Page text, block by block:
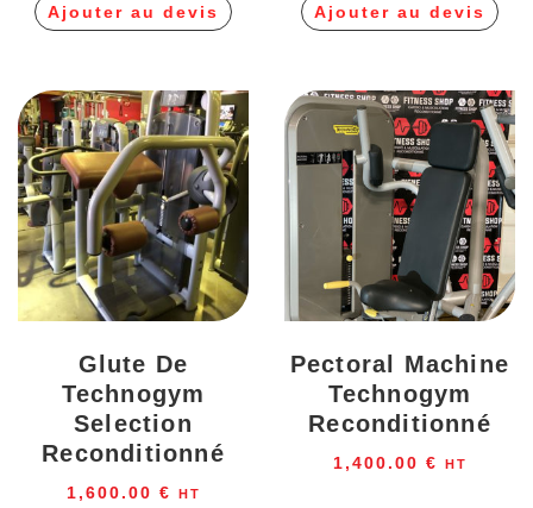
Ajouter au devis Ajouter au devis
Glute De
Technogym
Selection
Reconditionné
1,600.00 € HT
Pectoral Machine
Technogym
Reconditionné
1,400.00 € HT